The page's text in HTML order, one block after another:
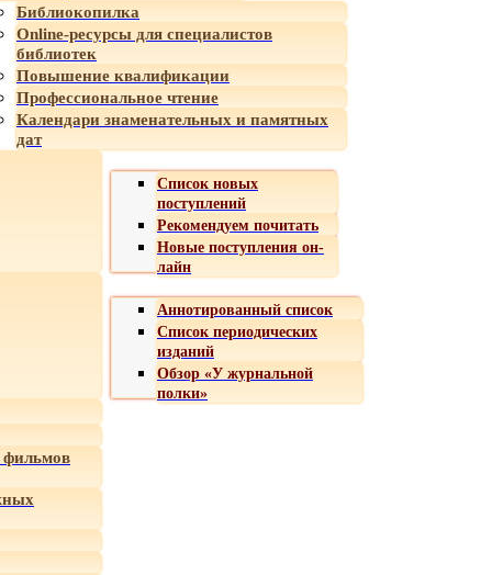
Библиокопилка
Online-ресурсы для специалистов
библиотек
Повышение квалификации
Профессиональное чтение
Календари знаменательных и памятных
дат
Список новых
поступлений
Рекомендуем почитать
Новые поступления он-
лайн
Аннотированный список
Список периодических
изданий
Обзор «У журнальной
полки»